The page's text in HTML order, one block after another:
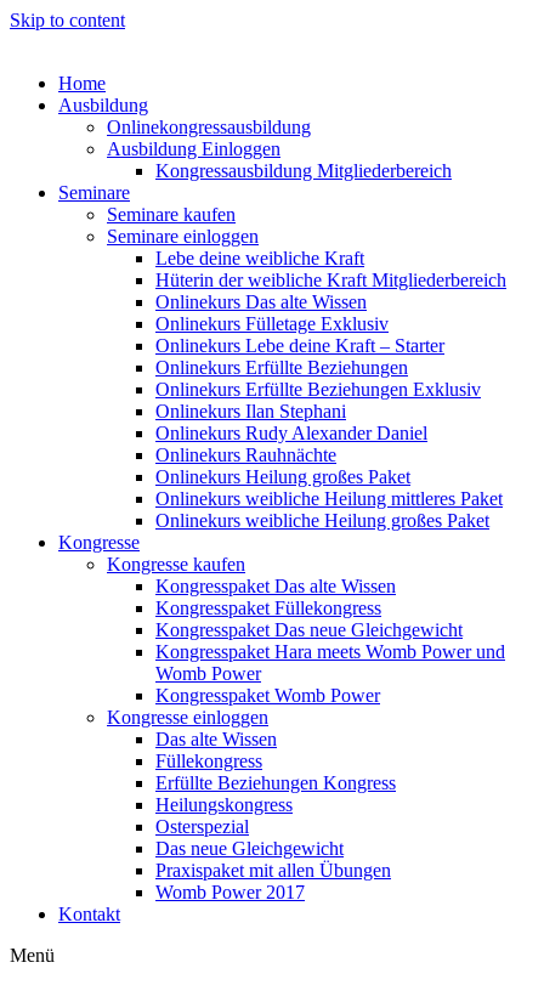
Skip to content
Home
Ausbildung
Onlinekongressausbildung
Ausbildung Einloggen
Kongressausbildung Mitgliederbereich
Seminare
Seminare kaufen
Seminare einloggen
Lebe deine weibliche Kraft
Hüterin der weibliche Kraft Mitgliederbereich
Onlinekurs Das alte Wissen
Onlinekurs Fülletage Exklusiv
Onlinekurs Lebe deine Kraft – Starter
Onlinekurs Erfüllte Beziehungen
Onlinekurs Erfüllte Beziehungen Exklusiv
Onlinekurs Ilan Stephani
Onlinekurs Rudy Alexander Daniel
Onlinekurs Rauhnächte
Onlinekurs Heilung großes Paket
Onlinekurs weibliche Heilung mittleres Paket
Onlinekurs weibliche Heilung großes Paket
Kongresse
Kongresse kaufen
Kongresspaket Das alte Wissen
Kongresspaket Füllekongress
Kongresspaket Das neue Gleichgewicht
Kongresspaket Hara meets Womb Power und
Womb Power
Kongresspaket Womb Power
Kongresse einloggen
Das alte Wissen
Füllekongress
Erfüllte Beziehungen Kongress
Heilungskongress
Osterspezial
Das neue Gleichgewicht
Praxispaket mit allen Übungen
Womb Power 2017
Kontakt
Menü